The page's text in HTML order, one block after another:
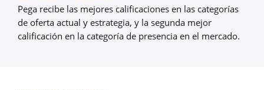
Pega recibe las mejores calificaciones en las categorías
de oferta actual y estrategia, y la segunda mejor
calificación en la categoría de presencia en el mercado.